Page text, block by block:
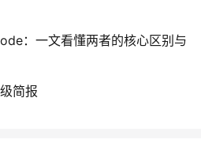
：一文看懂两者的核心区别与
简报